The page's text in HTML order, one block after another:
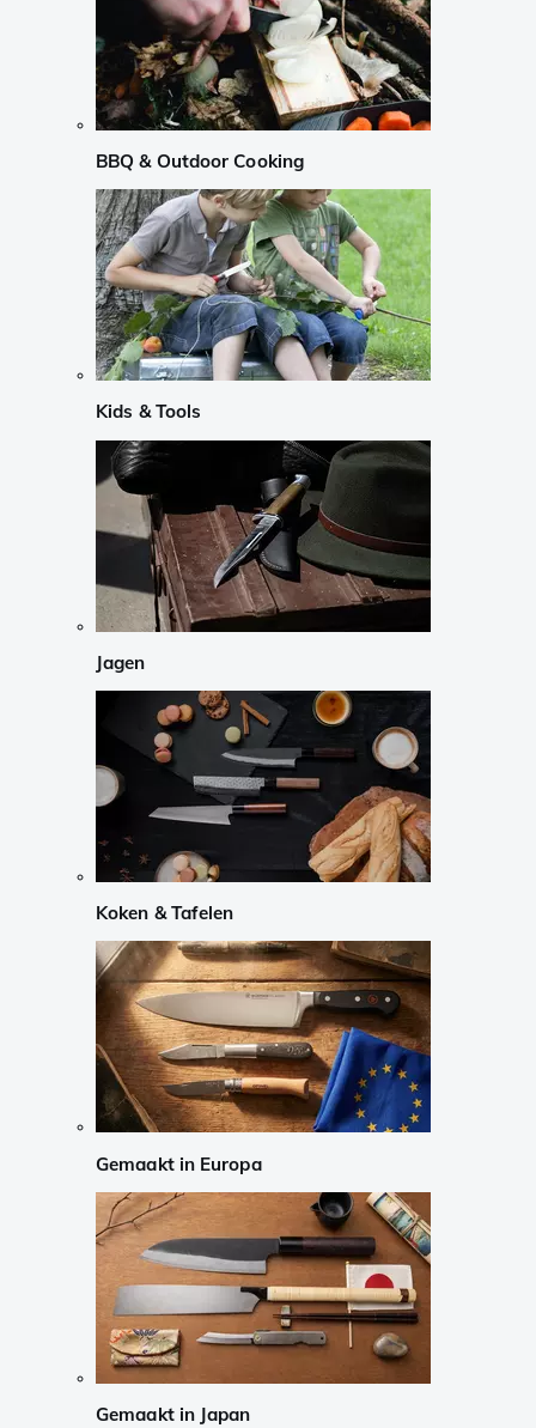
BBQ & Outdoor Cooking
Kids & Tools
Jagen
Koken & Tafelen
Gemaakt in Europa
Gemaakt in Japan